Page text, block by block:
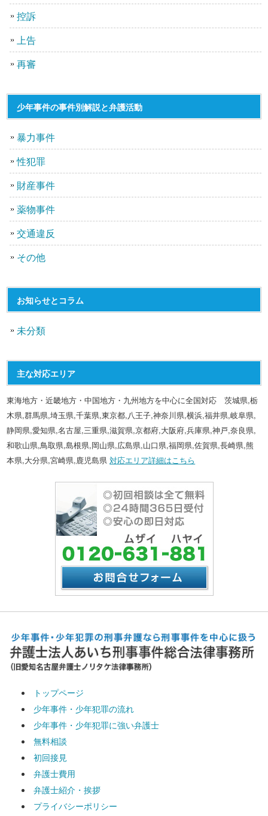
控訴
上告
再審
少年事件の事件別解説と弁護活動
暴力事件
性犯罪
財産事件
薬物事件
交通違反
その他
お知らせとコラム
未分類
主な対応エリア
東海地方・近畿地方・中国地方・九州地方を中心に全国対応 茨城県,栃
木県,群馬県,埼玉県,千葉県,東京都,八王子,神奈川県,横浜,福井県,岐阜県,
静岡県,愛知県,名古屋,三重県,滋賀県,京都府,大阪府,兵庫県,神戸,奈良県,
和歌山県,鳥取県,島根県,岡山県,広島県,山口県,福岡県,佐賀県,長崎県,熊
本県,大分県,宮崎県,鹿児島県対応エリア詳細はこちら
トップページ
少年事件・少年犯罪の流れ
少年事件・少年犯罪に強い弁護士
無料相談
初回接見
弁護士費用
弁護士紹介・挨拶
プライバシーポリシー